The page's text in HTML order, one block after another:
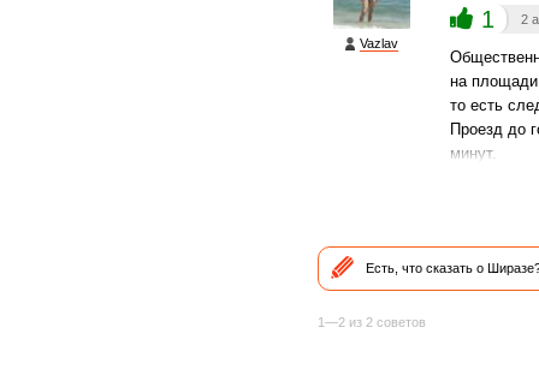
Vazlav
1 2
на площади
то есть
Проезд до
минут.
Есть, что сказать о
1—2 из 2 советов